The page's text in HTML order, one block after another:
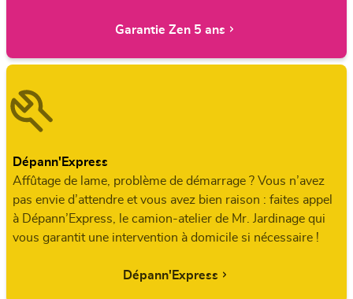
Garantie Zen 5 ans
Dépann'Express
Affûtage de lame, problème de démarrage ? Vous n’avez
pas envie d’attendre et vous avez bien raison : faites appel
à Dépann’Express, le camion-atelier de Mr. Jardinage qui
vous garantit une intervention à domicile si nécessaire !
Dépann'Express